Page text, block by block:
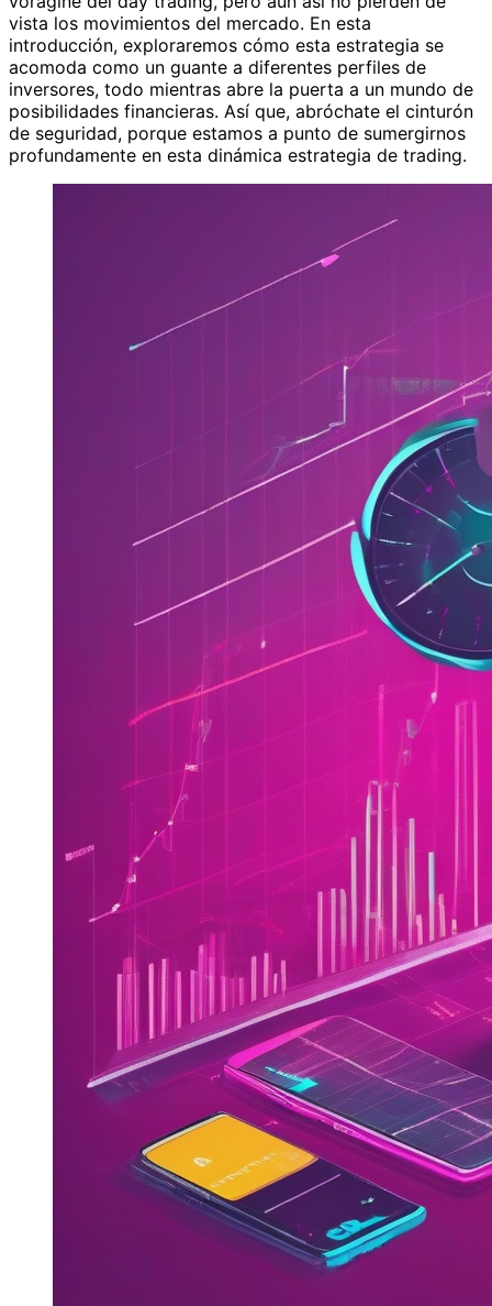
vista los movimientos del mercado. En esta
introducción, exploraremos cómo esta estrategia se
acomoda como un guante a diferentes perfiles de
inversores, todo mientras abre la puerta a un mundo de
posibilidades financieras. Así que, abróchate el cinturón
de seguridad, porque estamos a punto de sumergirnos
profundamente en esta dinámica estrategia de trading.